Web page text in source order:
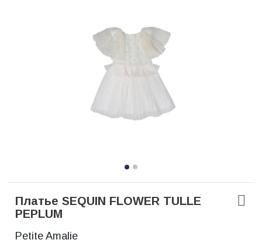
Платье SEQUIN FLOWER TULLE
PEPLUM
Petite Amalie